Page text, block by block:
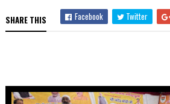
SHARE THIS Facebook Twitter